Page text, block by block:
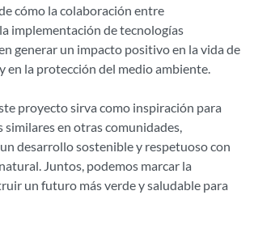
cómo la colaboración entre
implementación de tecnologías
generar un impacto positivo en la vida de
en la protección del medio ambiente.
proyecto sirva como inspiración para
en otras comunidades,
desarrollo sostenible y respetuoso con
Juntos, podemos marcar la
un futuro más verde y saludable para